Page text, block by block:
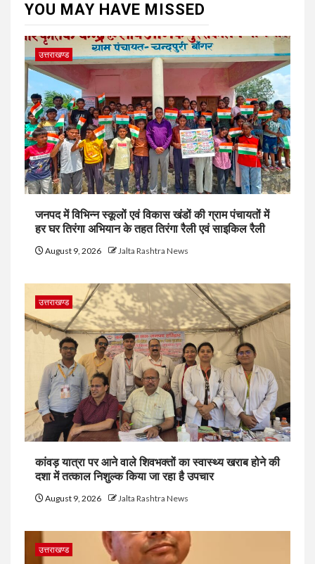
YOU MAY HAVE MISSED
उत्तराखण्ड
जनपद में विभिन्न स्कूलों एवं विकास खंडों की ग्राम पंचायतों में
हर घर तिरंगा अभियान के तहत तिरंगा रैली एवं साइकिल रैली
August 9, 2026 Jalta Rashtra News
उत्तराखण्ड
कांवड़ यात्रा पर आने वाले शिवभक्तों का स्वास्थ्य खराब होने की
दशा में तत्काल निशुल्क किया जा रहा है उपचार
August 9, 2026 Jalta Rashtra News
उत्तराखण्ड